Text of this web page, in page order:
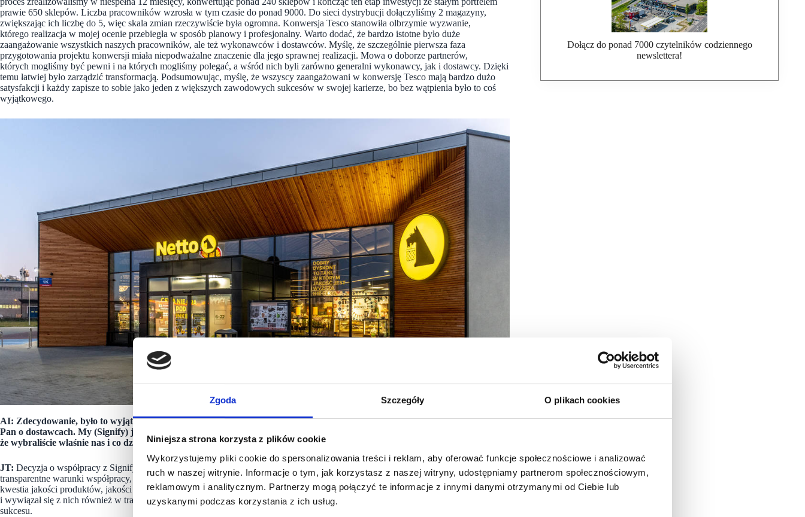
Zgoda Szczegóły O plikach cookies
Niniejsza strona korzysta z plików cookie
Wykorzystujemy pliki cookie do spersonalizowania treści i reklam, aby oferować funkcje społecznościowe i analizować
ruch w naszej witrynie. Informacje o tym, jak korzystasz z naszej witryny, udostępniamy partnerom społecznościowym,
reklamowym i analitycznym. Partnerzy mogą połączyć te informacje z innymi danymi otrzymanymi od Ciebie lub
uzyskanymi podczas korzystania z ich usług.
prawie 650 sklepów. Liczba pracowników wzrosła w tym czasie do ponad 9000. Do sieci dystrybucji dołączyliśmy 2 magazyny,
zwiększając ich liczbę do 5, więc skala zmian rzeczywiście była ogromna. Konwersja Tesco stanowiła olbrzymie wyzwanie,
którego realizacja w mojej ocenie przebiegła w sposób planowy i profesjonalny. Warto dodać, że bardzo istotne było duże
zaangażowanie wszystkich naszych pracowników, ale też wykonawców i dostawców. Myślę, że szczególnie pierwsza faza
przygotowania projektu konwersji miała niepodważalne znaczenie dla jego sprawnej realizacji. Mowa o doborze partnerów,
których mogliśmy być pewni i na których mogliśmy polegać, a wśród nich byli zarówno generalni wykonawcy, jak i dostawcy. Dzięki
temu łatwiej było zarządzić transformacją. Podsumowując, myślę, że wszyscy zaangażowani w konwersję Tesco mają bardzo dużo
satysfakcji i każdy zapisze to sobie jako jeden z większych zawodowych sukcesów w swojej karierze, bo bez wątpienia było to coś
wyjątkowego.
AI: Zdecydowanie, było to wyjątkowe i zauważalne na polskim rynku przedsięwzięcie. Podsumowując ten etap wspominał
Pan o dostawcach. My (Signify) jesteśmy Waszym dostawcą rozwiązań oświetleniowych. Co przemawiało za tym,
że wybraliście właśnie nas i co dzięki temu wyborowi zyskaliście?
JT: Decyzja o współpracy z Signify była dyktowana potrzebą polegania na stałym i pewnym partnerze, z którym można ustalić
transparentne warunki współpracy, ograniczyć ryzyko braku dostaw i wynegocjować dogodne warunki finansowe. Do tego dochodzi
kwestia jakości produktów, jakości współpracy, responsywności – Signify zbudował tę renomę przez lata współpracy z Netto,
i wywiązał się z nich również w trakcie trwania całej inwestycji. Projekt jest zakończony i należy sobie pogratulować osiągniętego
sukcesu.
Dołącz do ponad 7000 czytelników codziennego
newslettera!